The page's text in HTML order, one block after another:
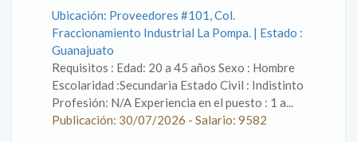
Ubicación: Proveedores #101, Col.
Fraccionamiento Industrial La Pompa. | Estado :
Guanajuato
Requisitos : Edad: 20 a 45 años Sexo : Hombre
Escolaridad :Secundaria Estado Civil : Indistinto
Profesión: N/A Experiencia en el puesto : 1 a...
Publicación: 30/07/2026 - Salario: 9582